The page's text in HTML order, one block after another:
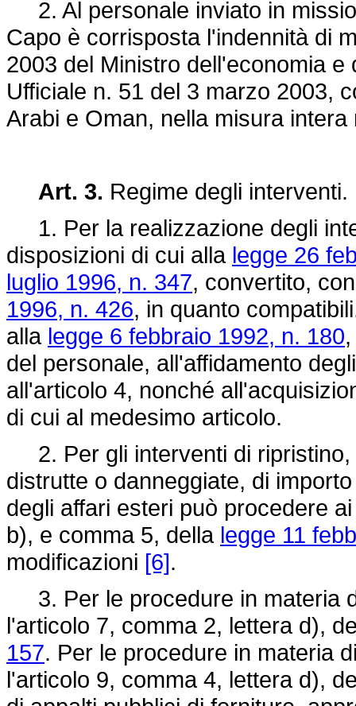
2. Al personale inviato in
Capo è corrisposta l'indennità di
2003 del Ministro dell'economia
Ufficiale n. 51 del 3 marzo 2003,
Arabi e Oman, nella misura
Art. 3. Regime degli interventi.
1. Per la realizzazione degli
disposizioni di cui alla legge 26
luglio 1996, n. 347, convertito,
1996, n. 426, in quanto
alla legge 6 febbraio 1992, n. 180
del personale, all'affidamento
all'articolo 4, nonché
di cui al medesimo articolo.
2. Per gli interventi di ripristino,
distrutte o danneggiate, di
degli affari esteri può procedere
b), e comma 5, della legge 11
modificazioni [6].
3. Per le procedure in materia
l'articolo 7, comma 2, lettera d),
157. Per le procedure in materia
l'articolo 9, comma 4, lettera d),